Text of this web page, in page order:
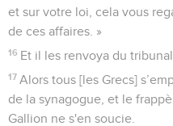
et sur votre loi, cela vous
de ces affaires. »
16 Et il les renvoya du tribunal.
17 Alors tous [les Grecs]
de la synagogue, et le
Gallion ne s'en soucie.